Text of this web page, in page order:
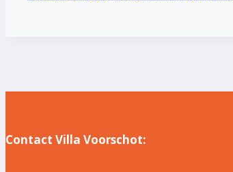
Contact Villa Voorschot: